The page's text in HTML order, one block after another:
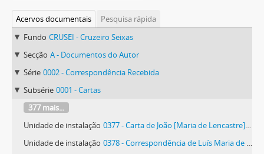
Acervos documentais
Pesquisa rápida
Fundo CRUSEI - Cruzeiro Seixas
Secção A - Documentos do Autor
Série 0002 - Correspondência Recebida
Subsérie 0001 - Cartas
377 mais...
Unidade de instalação 0377 - Carta de João [Maria de Lencastre] Teixeira da Mota
Unidade de instalação 0378 - Correspondência de Luís Maria de Lencastre Teixeira da Mota